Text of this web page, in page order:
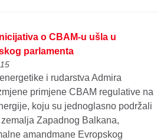
o CBAM-u ušla u
parlamenta
i rudarstva Admira
primjene CBAM regulative na
koju su jednoglasno podržali
Zapadnog Balkana,
amandmane Evropskog